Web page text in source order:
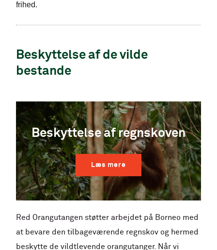
frihed.
Beskyttelse af de vilde
bestande
Beskyttelse af regnskoven
Læs mere
Red Orangutangen støtter arbejdet på Borneo med
at bevare den tilbageværende regnskov og hermed
beskytte de vildtlevende orangutanger. Når vi